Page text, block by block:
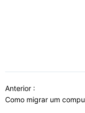
Anterior :
Como migrar um